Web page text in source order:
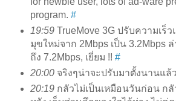
program. #
19:59TrueMove 3G ปรับความเร็
มุขใหม่จาก 2Mbps เป็น 3.2Mbps
ถึง 7.2Mbps, เยี่ยม !! #
20:00จริงๆน่าจะปรับมาตั้งนานแล้ว
20:19กลัวไม่เป็นเหมือนวันก่อน กลั